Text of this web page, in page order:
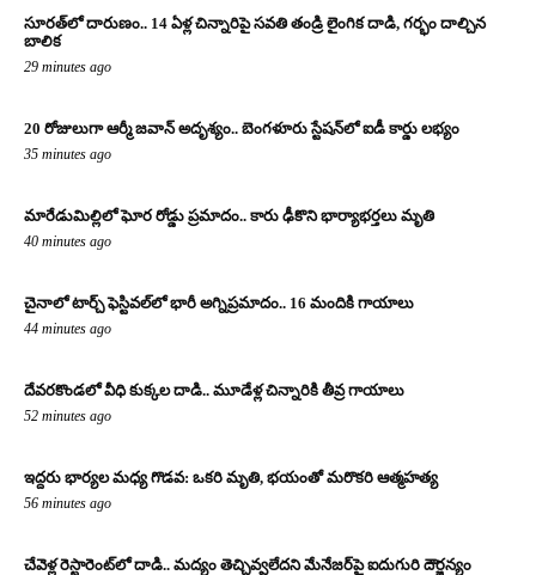
సూరత్‌లో దారుణం.. 14 ఏళ్ల చిన్నారిపై సవతి తండ్రి లైంగిక దాడి, గర్భం దాల్చిన
బాలిక
29 minutes ago
20 రోజులుగా ఆర్మీ జవాన్ అదృశ్యం.. బెంగళూరు స్టేషన్‌లో ఐడీ కార్డు లభ్యం
35 minutes ago
మారేడుమిల్లిలో ఘోర రోడ్డు ప్రమాదం.. కారు ఢీకొని భార్యాభర్తలు మృతి
40 minutes ago
చైనాలో టార్చ్ ఫెస్టివల్‌లో భారీ అగ్నిప్రమాదం.. 16 మందికి గాయాలు
44 minutes ago
దేవరకొండలో వీధి కుక్కల దాడి.. మూడేళ్ల చిన్నారికి తీవ్ర గాయాలు
52 minutes ago
ఇద్దరు భార్యల మధ్య గొడవ: ఒకరి మృతి, భయంతో మరొకరి ఆత్మహత్య
56 minutes ago
చేవెళ్ల రెస్టారెంట్‌లో దాడి.. మద్యం తెచ్చివ్వలేదని మేనేజర్‌పై ఐదుగురి దౌర్జన్యం